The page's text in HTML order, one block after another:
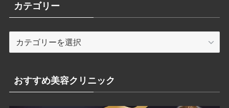
カテゴリー
テ
リ
ー
おすすめ美容クリニック